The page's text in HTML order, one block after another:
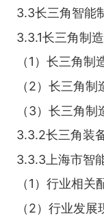
3.3长三角智能
3.3.1长三角制
（1）长三角
（2）长三角
（3）长三角
3.3.2长三角装
3.3.3上海市智
（1）行业相关
（2）行业发展